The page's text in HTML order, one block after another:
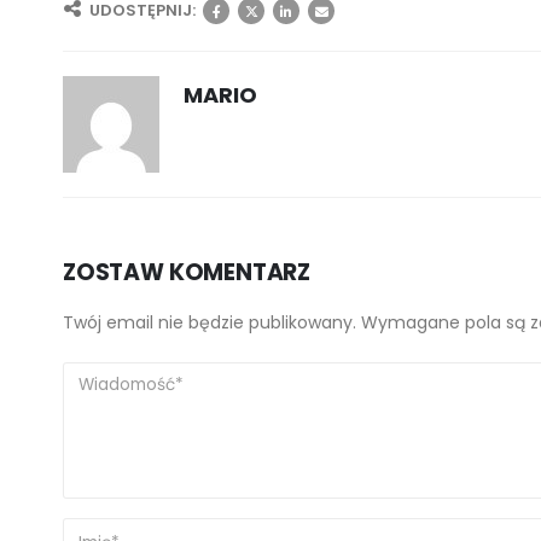
UDOSTĘPNIJ:
MARIO
ZOSTAW KOMENTARZ
Twój email nie będzie publikowany. Wymagane pola są